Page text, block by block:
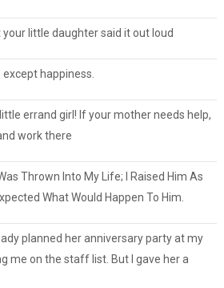
little daughter said it out loud
happiness.
errand girl! If your mother needs help,
work there
Thrown Into My Life; I Raised Him As
What Would Happen To Him.
planned her anniversary party at my
me on the staff list. But I gave her a